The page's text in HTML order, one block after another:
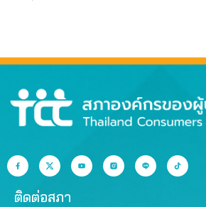
ติดต่อสภา